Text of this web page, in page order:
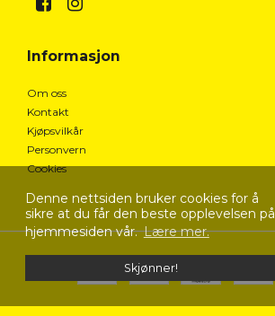
Denne nettsiden bruker cookies for å
sikre at du får den beste opplevelsen på
hjemmesiden vår.Lære mer.
Skjønner!
Informasjon
Om oss
Kontakt
Kjøpsvilkår
Personvern
Cookies